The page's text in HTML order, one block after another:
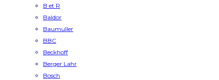
B et R
Baldor
Baumuller
BBC
Beckhoff
Berger Lahr
Bosch